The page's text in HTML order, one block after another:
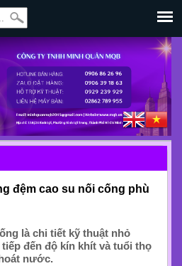
đệm cao su nối cống phù
là chi tiết kỹ thuật nhỏ
đến độ kín khít và tuổi thọ
nước.